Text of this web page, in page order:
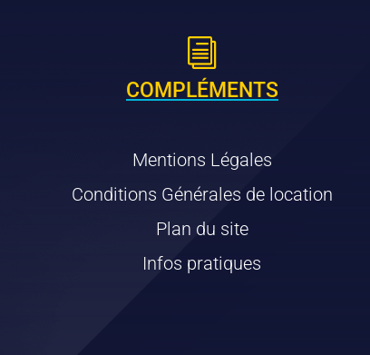
i
COMPLÉMENTS
Mentions Légales
Conditions Générales de location
Plan du site
Infos pratiques